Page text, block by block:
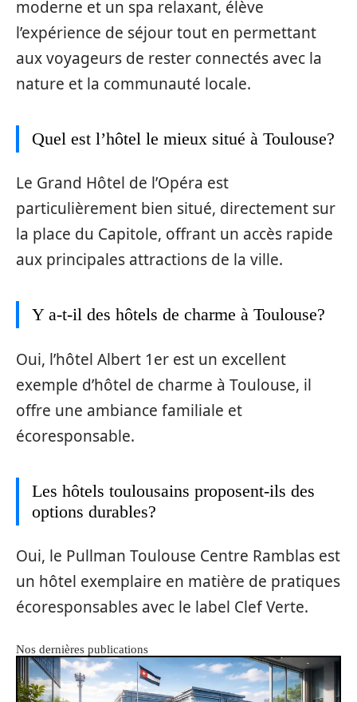
moderne et un spa relaxant, élève
l’expérience de séjour tout en permettant
aux voyageurs de rester connectés avec la
nature et la communauté locale.
Quel est l’hôtel le mieux situé à Toulouse?
Le Grand Hôtel de l’Opéra est
particulièrement bien situé, directement sur
la place du Capitole, offrant un accès rapide
aux principales attractions de la ville.
Y a-t-il des hôtels de charme à Toulouse?
Oui, l’hôtel Albert 1er est un excellent
exemple d’hôtel de charme à Toulouse, il
offre une ambiance familiale et
écoresponsable.
Les hôtels toulousains proposent-ils des
options durables?
Oui, le Pullman Toulouse Centre Ramblas est
un hôtel exemplaire en matière de pratiques
écoresponsables avec le label Clef Verte.
Nos dernières publications